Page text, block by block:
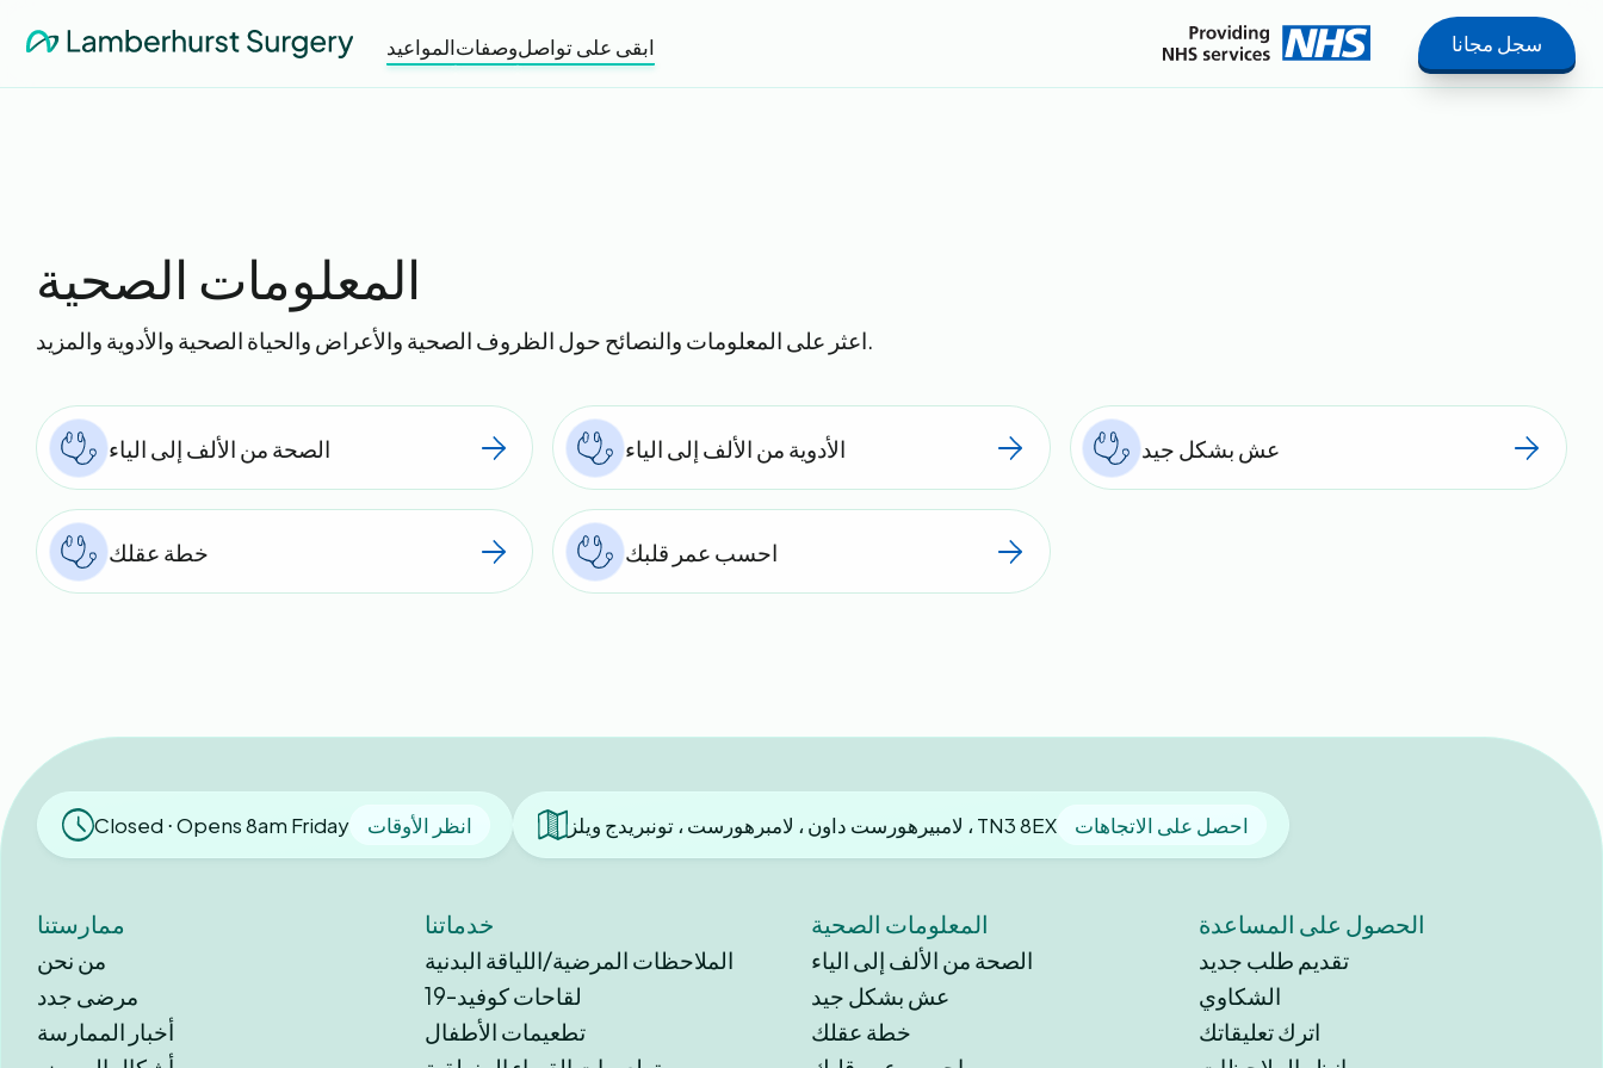
المواعيدوصفاتابقى على تواصل سجل مجانا
المعلومات الصحية
اعثر على المعلومات والنصائح حول الظروف الصحية والأعراض والحياة الصحية والأدوية والمزيد.
الصحة من الألف إلى الياء الأدوية من الألف إلى الياء عش بشكل جيد
خطة عقلك احسب عمر قلبك
Closed ⋅ Opens 8am Friday انظر الأوقات لامبيرهورست داون ، لامبرهورست ، تونبريدج ويلز ، TN3 8EX احصل على الاتجاهات
ممارستنا
من نحن
مرضى جدد
أخبار الممارسة
خدماتنا
الملاحظات المرضية/اللياقة البدنية
لقاحات كوفيد-19
تطعيمات الأطفال
المعلومات الصحية
الصحة من الألف إلى الياء
عش بشكل جيد
خطة عقلك
الحصول على المساعدة
تقديم طلب جديد
الشكاوي
اترك تعليقاتك